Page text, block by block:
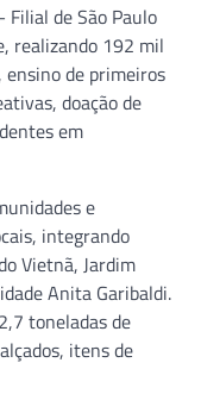
de São Paulo
realizando 192 mil
ensino de primeiros
doação de
em
e
integrando
Vietnã, Jardim
Anita Garibaldi.
toneladas de
itens de